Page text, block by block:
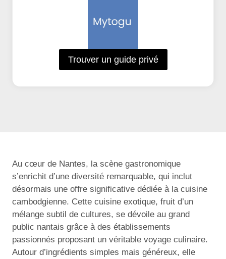
Trouver un guide privé
Au cœur de Nantes, la scène gastronomique
s’enrichit d’une diversité remarquable, qui inclut
désormais une offre significative dédiée à la cuisine
cambodgienne. Cette cuisine exotique, fruit d’un
mélange subtil de cultures, se dévoile au grand
public nantais grâce à des établissements
passionnés proposant un véritable voyage culinaire.
Autour d’ingrédients simples mais généreux, elle